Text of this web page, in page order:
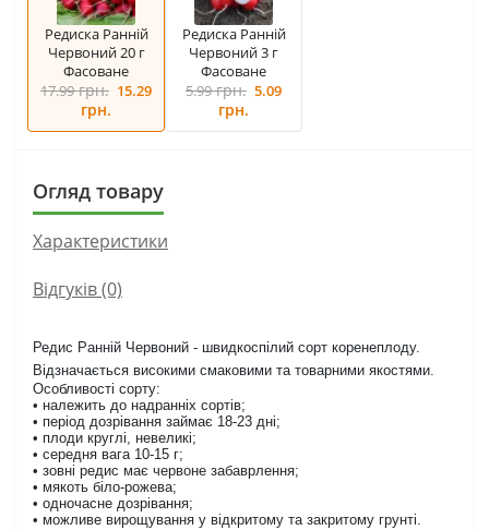
Редиска Ранній
Червоний 20 г
Фасоване
17.99грн. 15.29
грн.
Редиска Ранній
Червоний 3 г
Фасоване
5.99грн. 5.09
грн.
Огляд товару
Характеристики
Відгуків (0)
Редис Ранній Червоний - швидкоспілий сорт коренеплоду.
Відзначається високими смаковими та товарними якостями.
Особливості сорту:
• належить до надранніх сортів;
• період дозрівання займає 18-23 дні;
• плоди круглі, невеликі;
• середня вага 10-15 г;
• зовні редис має червоне забаврлення;
• мякоть біло-рожева;
• одночасне дозрівання;
• можливе вирощування у відкритому та закритому грунті.